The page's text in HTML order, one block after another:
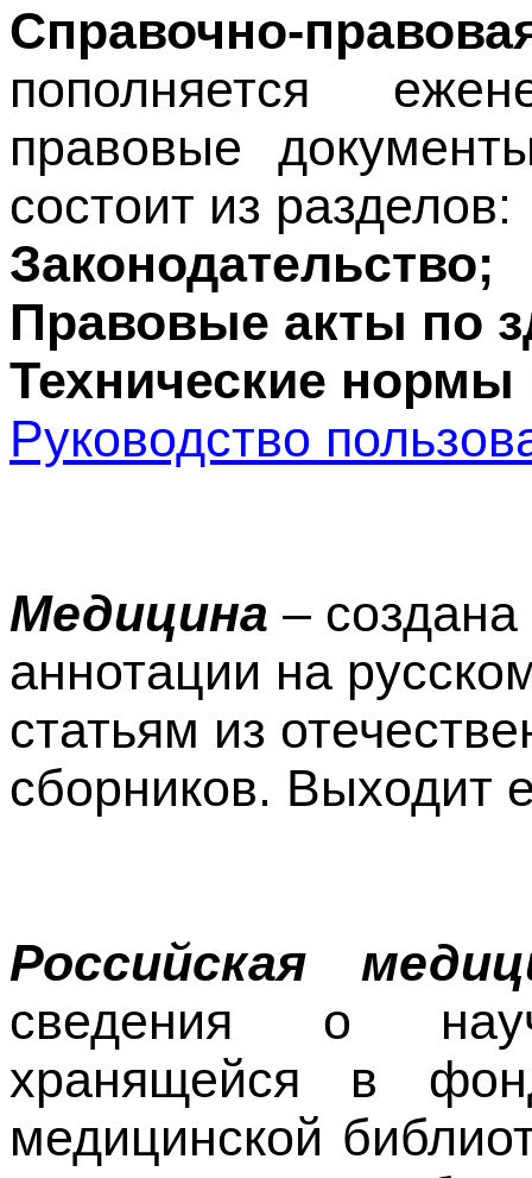
Справочно-
пополняется
правовые
состоит из разделов:
Законодательство;
Правовые акты по
Технические нормы
Руководство
Медицина –
аннотации на
статьям из
сборников. Выходит
Российская
сведения о
хранящейся в
медицинской